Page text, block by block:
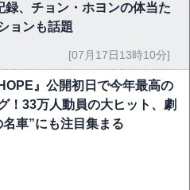
録、チョン・ホヨンの体当た
ョンも話題
[07月17日13時10分]
』公開初日で今年最高の
！33万人動員の大ヒット、劇
車”にも注目集まる